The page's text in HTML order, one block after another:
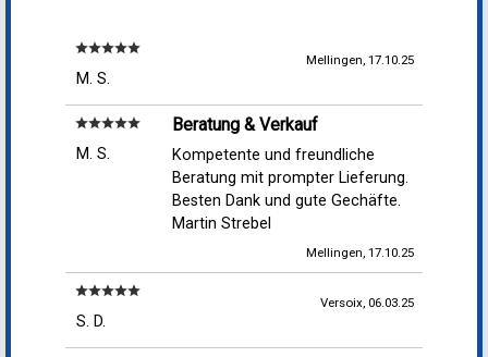
starstarstarstarstar
M. S.
Mellingen, 17.10.25
starstarstarstarstar
M. S.
Beratung & Verkauf
Kompetente und freundliche
Beratung mit prompter Lieferung.
Besten Dank und gute Gechäfte.
Martin Strebel
Mellingen, 17.10.25
starstarstarstarstar
S. D.
Versoix, 06.03.25